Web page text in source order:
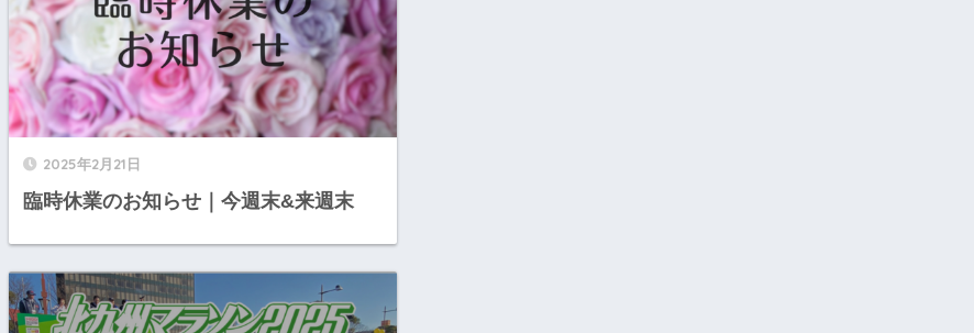
2025年2月21日
臨時休業のお知らせ｜今週末&来週末